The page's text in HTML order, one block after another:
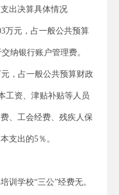
出决算具体情况
万元，占一般公共预算
纳银行账户管理费。
，占一般公共预算财政
工资、津贴补贴等人员
、工会经费、残疾人保
支出的5％。
训学校“三公”经费无。